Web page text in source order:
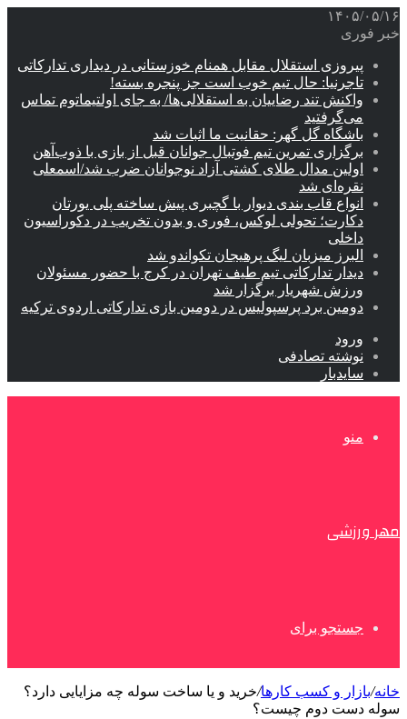
۱۴۰۵/۰۵/۱۶
خبر فوری
پیروزی استقلال مقابل همنام خوزستانی در دیداری تدارکاتی
تاجرنیا: حال تیم خوب است جز پنجره بسته!
واکنش تند رضاییان به استقلالی‌ها/ به جای اولتیماتوم تماس
می‌گرفتید
باشگاه گل گهر: حقانیت ما اثبات شد
برگزاری تمرین تیم فوتبال جوانان قبل از بازی با ذوب‌آهن
اولین مدال طلای کشتی آزاد نوجوانان ضرب شد/اسمعلی
نقره‌ای شد
انواع قاب بندی دیوار با گچبری پیش ساخته پلی یورتان
دکارت؛ تحولی لوکس، فوری و بدون تخریب در دکوراسیون
داخلی
البرز میزبان لیگ پرهیجان تکواندو شد
دیدار تدارکاتی تیم طیف تهران در کرج با حضور مسئولان
ورزش شهریار برگزار شد
دومین برد پرسپولیس در دومین بازی تدارکاتی اردوی ترکیه
ورود
نوشته تصادفی
سایدبار
منو
مهر ورزشی
جستجو برای
خانه/بازار و کسب کارها/خرید و یا ساخت سوله چه مزایایی دارد؟
سوله دست دوم چیست؟